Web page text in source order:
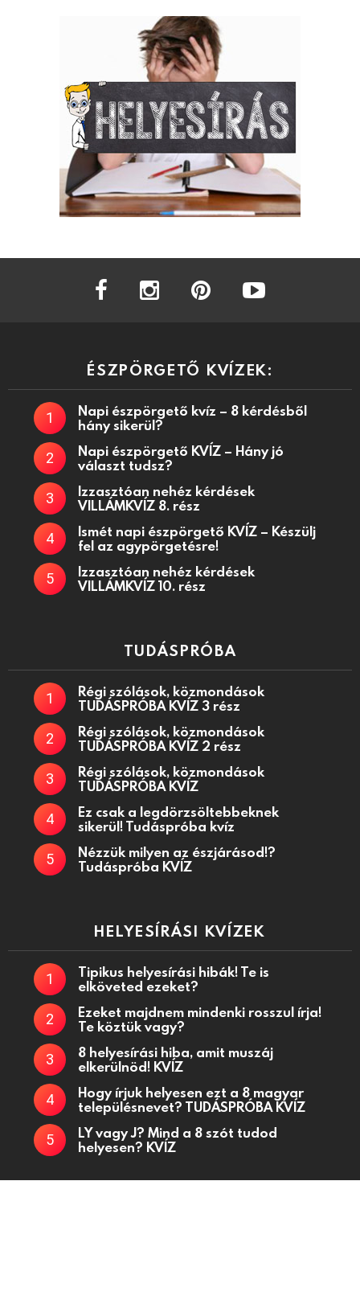
facebook instagram
ÉSZPÖRGETŐ KVÍZEK:
Napi észpörgető kvíz – 8 kérdésből
hány sikerül?
Napi észpörgető KVÍZ – Hány jó
választ tudsz?
Izzasztóan nehéz kérdések
VILLÁMKVÍZ 8. rész
Ismét napi észpörgető KVÍZ – Készülj
fel az agypörgetésre!
Izzasztóan nehéz kérdések
VILLÁMKVÍZ 10. rész
TUDÁSPRÓBA
Régi szólások, közmondások
TUDÁSPRÓBA KVÍZ 3 rész
Régi szólások, közmondások
TUDÁSPRÓBA KVÍZ 2 rész
Régi szólások, közmondások
TUDÁSPRÓBA KVÍZ
Ez csak a legdörzsöltebbeknek
sikerül! Tudáspróba kvíz
Nézzük milyen az észjárásod!?
Tudáspróba KVÍZ
HELYESÍRÁSI KVÍZEK
Tipikus helyesírási hibák! Te is
elköveted ezeket?
Ezeket majdnem mindenki rosszul írja!
Te köztük vagy?
8 helyesírási hiba, amit muszáj
elkerülnöd! KVÍZ
Hogy írjuk helyesen ezt a 8 magyar
településnevet? TUDÁSPRÓBA KVÍZ
LY vagy J? Mind a 8 szót tudod
helyesen? KVÍZ